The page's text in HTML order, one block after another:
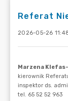
Referat
2026-05-26